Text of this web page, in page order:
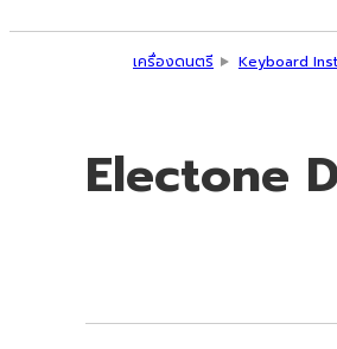
เครื่องดนตรี Keyboard
Electone